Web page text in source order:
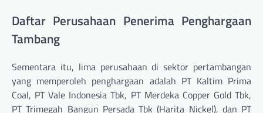
Daftar Perusahaan Penerima Penghargaan
Tambang
Sementara itu, lima perusahaan di sektor pertambangan
yang memperoleh penghargaan adalah PT Kaltim Prima
Coal, PT Vale Indonesia Tbk, PT Merdeka Copper Gold Tbk,
PT Trimegah Bangun Persada Tbk (Harita Nickel), dan PT